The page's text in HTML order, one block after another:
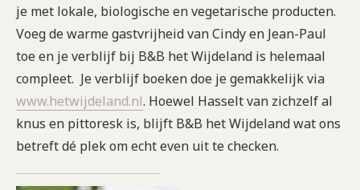
je met lokale, biologische en vegetarische producten.
Voeg de warme gastvrijheid van Cindy en Jean-Paul
toe en je verblijf bij B&B het Wijdeland is helemaal
compleet. Je verblijf boeken doe je gemakkelijk via
www.hetwijdeland.nl. Hoewel Hasselt van zichzelf al
knus en pittoresk is, blijft B&B het Wijdeland wat ons
betreft dé plek om echt even uit te checken.